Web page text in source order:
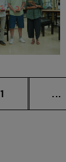
Página
1 ...